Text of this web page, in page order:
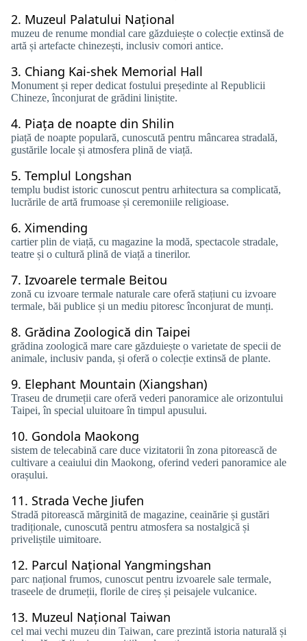
2. Muzeul Palatului Național
muzeu de renume mondial care găzduiește o colecție extinsă de
artă și artefacte chinezești, inclusiv comori antice.
3. Chiang Kai-shek Memorial Hall
Monument și reper dedicat fostului președinte al Republicii
Chineze, înconjurat de grădini liniștite.
4. Piața de noapte din Shilin
piață de noapte populară, cunoscută pentru mâncarea stradală,
gustările locale și atmosfera plină de viață.
5. Templul Longshan
templu budist istoric cunoscut pentru arhitectura sa complicată,
lucrările de artă frumoase și ceremoniile religioase.
6. Ximending
cartier plin de viață, cu magazine la modă, spectacole stradale,
teatre și o cultură plină de viață a tinerilor.
7. Izvoarele termale Beitou
zonă cu izvoare termale naturale care oferă stațiuni cu izvoare
termale, băi publice și un mediu pitoresc înconjurat de munți.
8. Grădina Zoologică din Taipei
grădina zoologică mare care găzduiește o varietate de specii de
animale, inclusiv panda, și oferă o colecție extinsă de plante.
9. Elephant Mountain (Xiangshan)
Traseu de drumeții care oferă vederi panoramice ale orizontului
Taipei, în special uluitoare în timpul apusului.
10. Gondola Maokong
sistem de telecabină care duce vizitatorii în zona pitorească de
cultivare a ceaiului din Maokong, oferind vederi panoramice ale
orașului.
11. Strada Veche Jiufen
Stradă pitorească mărginită de magazine, ceainărie și gustări
tradiționale, cunoscută pentru atmosfera sa nostalgică și
priveliștile uimitoare.
12. Parcul Național Yangmingshan
parc național frumos, cunoscut pentru izvoarele sale termale,
traseele de drumeții, florile de cireș și peisajele vulcanice.
13. Muzeul Național Taiwan
cel mai vechi muzeu din Taiwan, care prezintă istoria naturală și